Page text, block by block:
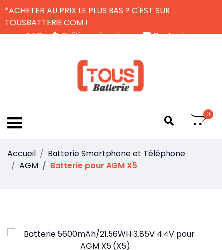
*ACHETER AU PRIX LE PLUS BAS ? C'EST SUR
TOUSBATTERIE.COM !
FAQ
Politique de retour
Contactez-nous
0
Accueil
Batterie Smartphone et Téléphone
AGM
Batterie pour AGM X5